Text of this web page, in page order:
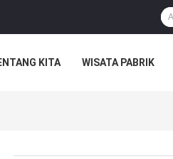
KITA WISATA PABRIK